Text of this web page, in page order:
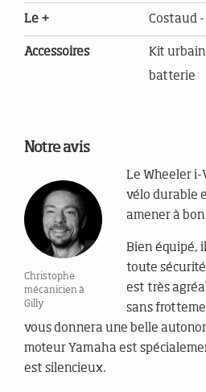
Le + Costaud
Accessoires
Kit
batterie
Notre avis
Christophe
mécanicien à
Gilly
Le Wheeler i-
vélo durable
amener à
Bien équipé,
toute
est très
sans
vous donnera une belle
moteur Yamaha est
est silencieux.